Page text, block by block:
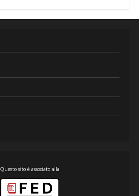
Questo sito è associato alla